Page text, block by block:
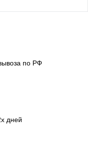
по РФ
дней